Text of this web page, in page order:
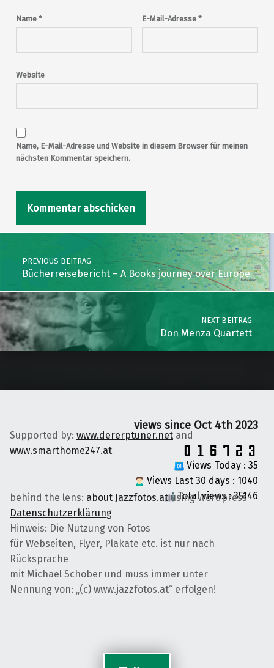
Name * E-Mail-Adresse *
Website
Name, E-Mail-Adresse und Website in diesem Browser für meinen
nächsten Kommentar speichern.
Post navigation
PREVIOUS BEITRAG
Bücherreisebericht – A Books journey over Europe
NEXT BEITRAG
Don Menza Quartett
Supported by: www.dererptuner.net and
www.smarthome247.at
behind the lens: about Jazzfotos.atusing Wordpress
Datenschutzerklärung
Hinweis: Die Nutzung von Fotos
für Webseiten, Flyer, Plakate etc. ist nur nach
Rücksprache
mit Michael Schober und muss immer unter
Nennung von: „(c) www.jazzfotos.at“ erfolgen!
views since Oct 4th 2023
Views Today : 35
Views Last 30 days : 1040
Total views : 35146